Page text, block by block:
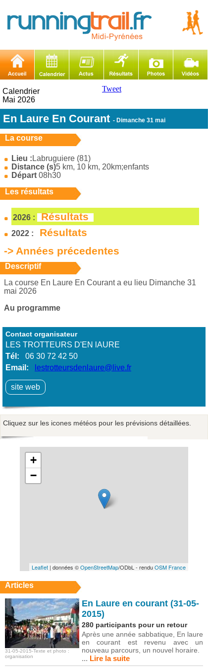
Calendrier
Mai 2026
Tweet
En Laure En Courant - Dimanche 31 mai
La course
Lieu : Labruguiere (81)
Distance (s)5 km, 10 km, 20km;enfants
Départ 08h30
Les résultats
2026 : Résultats
2022 :
Résultats
-> Années précedentes
Descriptif
La course En Laure En Courant a eu lieu Dimanche 31
mai 2026
Au programme
Contact organisateur
LES TROTTEURS D'EN lAURE
Tél: 06 30 72 42 50
Email:
lestrotteursdenlaure@live.fr
site web
Cliquez sur les icones météos pour les prévisions détaillées.
+
−
Leaflet | données ©OpenStreetMap/ODbL - renduOSM France
Articles
31-05-2015-Texte et photo :
organisation
En Laure en courant (31-05-
2015)
280 participants pour un retour
Après une année sabbatique, En laure
en courant est revenu avec un
nouveau parcours, un nouvel horaire.
... Lire la suite